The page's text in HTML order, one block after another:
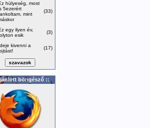
hülyeség, most
5ezerért
mint
(33)
egy ilyen év,
esik
(3)
kivenni a
(17)
böngésző ::